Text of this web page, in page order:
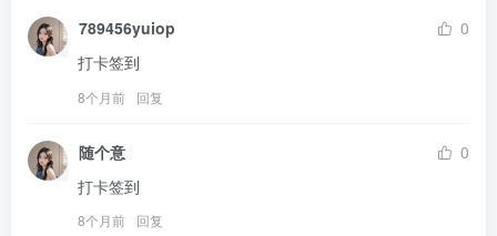
789456yuiop
0
打卡签到
8个月前 回复
随个意
0
打卡签到
8个月前 回复